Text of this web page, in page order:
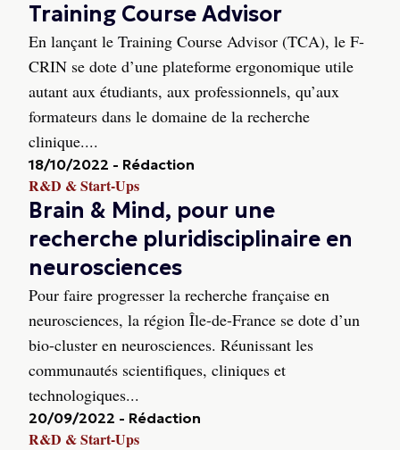
Training Course Advisor
En lançant le Training Course Advisor (TCA), le F-
CRIN se dote d’une plateforme ergonomique utile
autant aux étudiants, aux professionnels, qu’aux
formateurs dans le domaine de la recherche
clinique....
18/10/2022 - Rédaction
R&D & Start-Ups
Brain & Mind, pour une
recherche pluridisciplinaire en
neurosciences
Pour faire progresser la recherche française en
neurosciences, la région Île-de-France se dote d’un
bio-cluster en neurosciences. Réunissant les
communautés scientifiques, cliniques et
technologiques...
20/09/2022 - Rédaction
R&D & Start-Ups